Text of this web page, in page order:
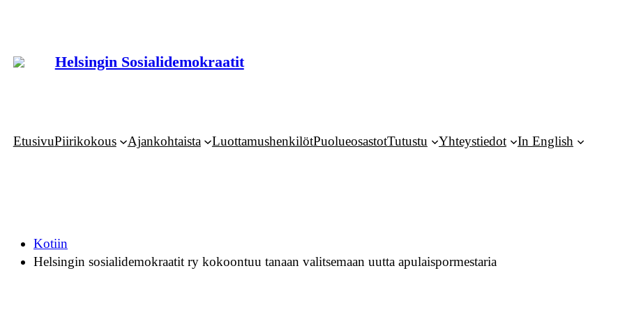
Helsingin Sosialidemokraatit
EtusivuPiirikokous Ajankohtaista LuottamushenkilötPuolueosastotTutustu Yhteystiedot In English
Kotiin
Helsingin sosialidemokraatit ry kokoontuu tanaan valitsemaan uutta apulaispormestaria